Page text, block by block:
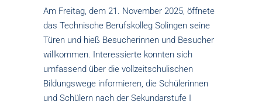
Am Freitag, dem 21. November 2025, öffnete
das Technische Berufskolleg Solingen seine
Türen und hieß Besucherinnen und Besucher
willkommen. Interessierte konnten sich
umfassend über die vollzeitschulischen
Bildungswege informieren, die Schülerinnen
und Schülern nach der Sekundarstufe I